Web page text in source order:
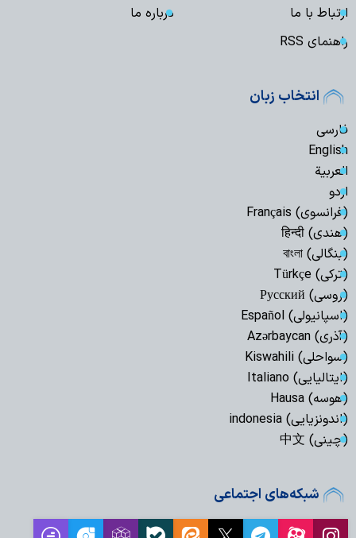
ارتباط با ما
درباره ما
راهنمای RSS
انتخاب زبان
فارسی
English
العربیة
اردو
(فرانسوی) Français
(هندی) हिन्दी
(بنگالی) বাংলা
(ترکی) Türkçe
(روسی) Русский
(اسپانیولی) Español
(آذری) Azərbaycan
(سواحلی) Kiswahili
(ایتالیایی) Italiano
(هوسه) Hausa
(اندونزیایی) indonesia
(چینی) 中文
شبکه‌های اجتماعی